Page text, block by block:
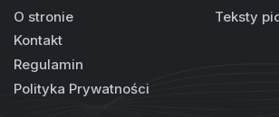
O stronie
Kontakt
Regulamin
Polityka Prywatności
Teksty